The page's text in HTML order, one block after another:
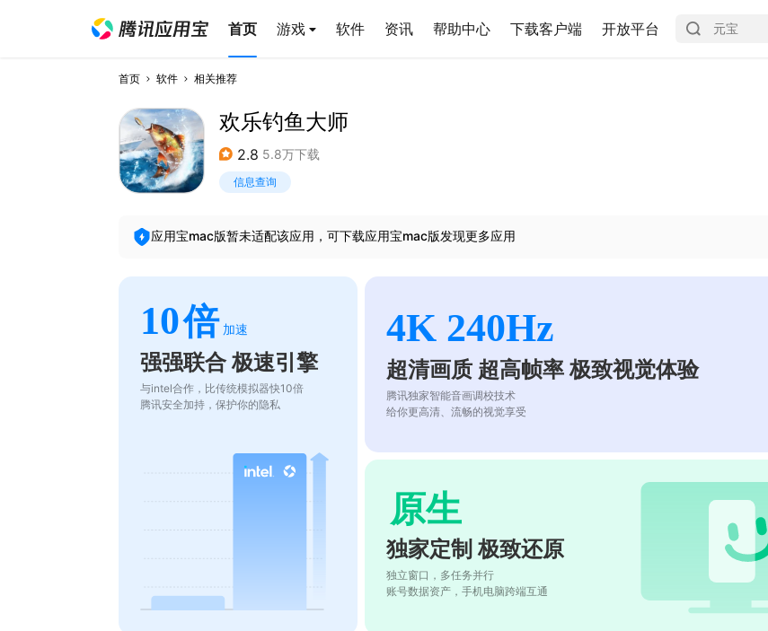
首页 游戏 软件 资讯 帮助中心 下载客户端 开放平台
首页 软件 相关推荐
欢乐钓鱼大师
2.8 5.8万下载
信息查询
应用宝mac版暂未适配该应用，可下载应用宝mac版发现更多应用
10倍 加速
强强联合 极速引擎
与intel合作，比传统模拟器快10倍
腾讯安全加持，保护你的隐私
4K 240Hz
超清画质 超高帧率 极致视觉体验
腾讯独家智能音画调校技术
给你更高清、流畅的视觉享受
原生
独家定制 极致还原
独立窗口，多任务并行
账号数据资产，手机电脑跨端互通